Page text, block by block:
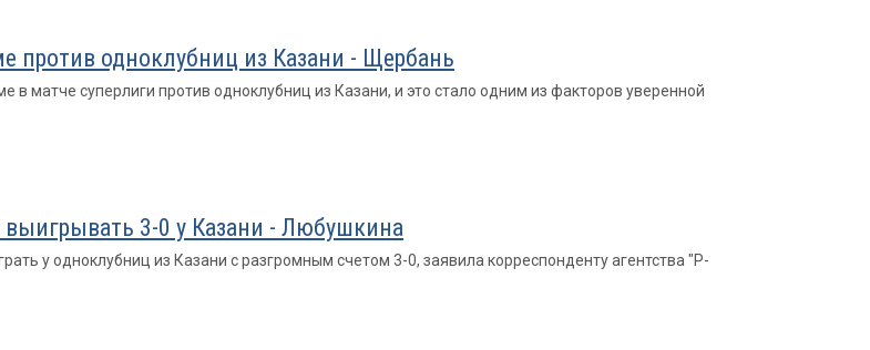
одноклубниц из Казани - Щербань
матче суперлиги против одноклубниц из Казани, и это стало одним из факторов уверенной
3-0 у Казани - Любушкина
у одноклубниц из Казани с разгромным счетом 3-0, заявила корреспонденту агентства "Р-